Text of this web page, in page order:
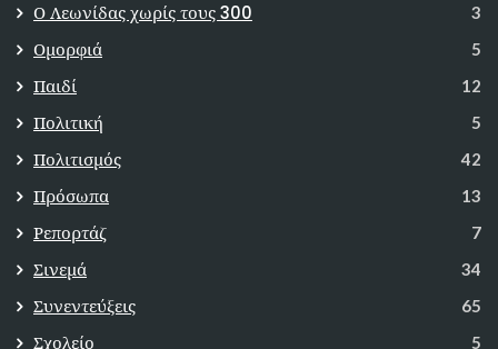
Ο Λεωνίδας χωρίς τους 300 3
Ομορφιά 5
Παιδί 12
Πολιτική 5
Πολιτισμός 42
Πρόσωπα 13
Ρεπορτάζ 7
Σινεμά 34
Συνεντεύξεις 65
Σχολείο 5